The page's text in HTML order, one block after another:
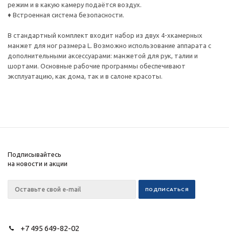
режим и в какую камеру подаётся воздух.
♦ Встроенная система безопасности.
В стандартный комплект входит набор из двух 4-хкамерных
манжет для ног размера L. Возможно использование аппарата с
дополнительными аксессуарами: манжетой для рук, талии и
шортами. Основные рабочие программы обеспечивают
эксплуатацию, как дома, так и в салоне красоты.
Подписывайтесь
на новости и акции
+7 495 649-82-02